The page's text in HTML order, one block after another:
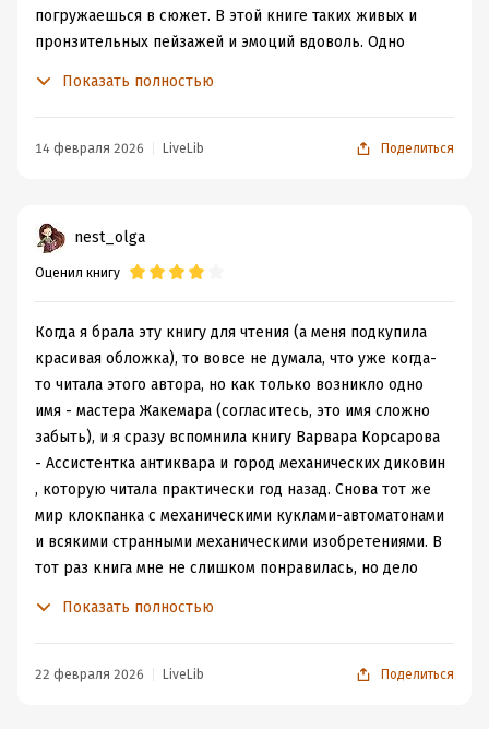
погружаешься в сюжет. В этой книге таких живых и
пронзительных пейзажей и эмоций вдоволь. Одно
Главная героиня книги создает о себе хорошее
Ирис сложные задачи. Непросто вливаться в общество,
правил которого ты не знаешь, но в девушке
присутствовали врожденный стиль и горячее желание,
Что же до дворецкого, то Арман Рекстон в некоторых
моментах абсолютно не подходил под образ слуги. В
его манерах больше проскальзывало от титулованного
лорда, чем у Даниэля, наследника баронского титула.
Несмотря на роль слуги, Рекстон казался
подлинным хозяином дома.
Властный, гордый, надменный, сдержанный, с железной
волей - все это о дворецком. К тому же он и на
внешность оказался лощенным красавцем с
поддержкой для Ирис в унаследованном поместье
взыскательного общества.
Показать полностью
14 февраля 2026 LiveLib Поделиться
nest_olga
Оценил книгу
Когда я брала эту книгу для чтения (а меня подкупила
красивая обложка), то вовсе не думала, что уже когда-
то читала этого автора, но как только возникло одно
имя - мастера Жакемара (согласитесь, это имя сложно
забыть), и я сразу вспомнила книгу Варвара Корсарова
- Ассистентка антиквара и город механических диковин
, которую читала практически год назад. Снова тот же
мир клокпанка с механическими куклами-автоматонами
и всякими странными механическими изобретениями. В
тот раз книга мне не слишком понравилась, но дело
вероятно, если читать все предыдущие, уже можно
Показать полностью
22 февраля 2026 LiveLib Поделиться